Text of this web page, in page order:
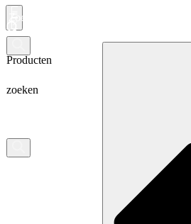
Producten
zoeken